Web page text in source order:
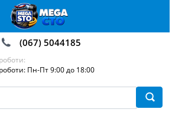
(067) 5044185
Пн-Пт 9:00 до 18:00